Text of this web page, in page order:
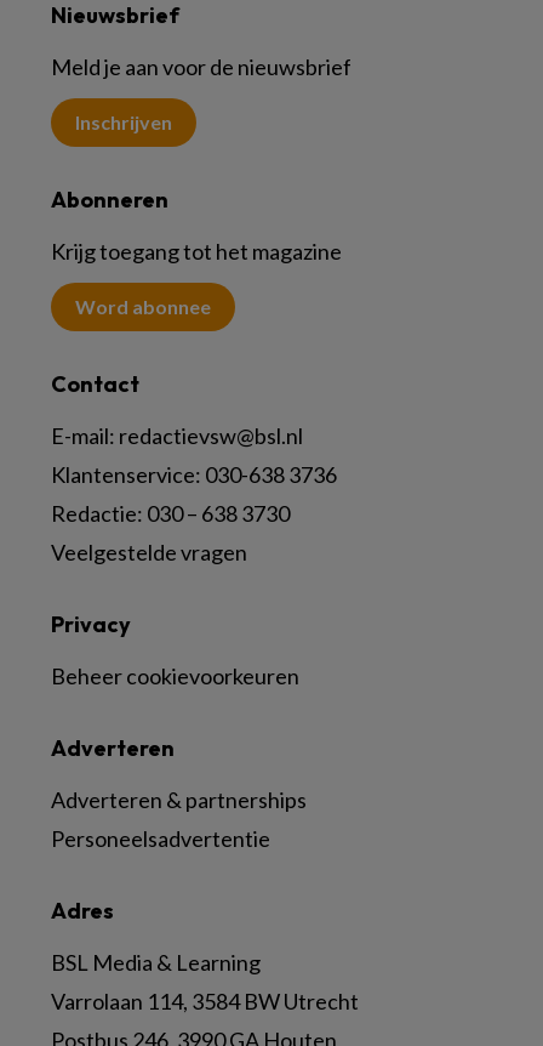
Nieuwsbrief
Meld je aan voor de nieuwsbrief
Inschrijven
Abonneren
Krijg toegang tot het magazine
Word abonnee
Contact
E-mail: redactievsw@bsl.nl
Klantenservice: 030-638 3736
Redactie: 030 – 638 3730
Veelgestelde vragen
Adres
BSL Media & Learning
Varrolaan 114, 3584 BW Utrecht
Postbus 246, 3990 GA Houten
Adverteren
Adverteren & partnerships
Personeelsadvertentie
Privacy
Beheer cookievoorkeuren